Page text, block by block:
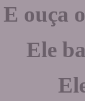
E ouça
Ele